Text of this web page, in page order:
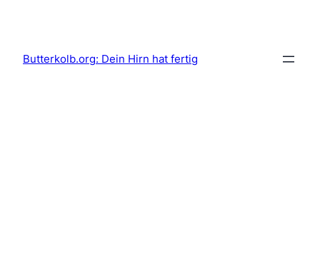
Butterkolb.org: Dein Hirn hat fertig